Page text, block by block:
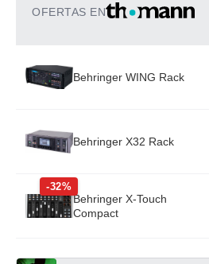
OFERTAS EN
Behringer WING Rack
Behringer X32 Rack
-32%
Behringer X-Touch
Compact